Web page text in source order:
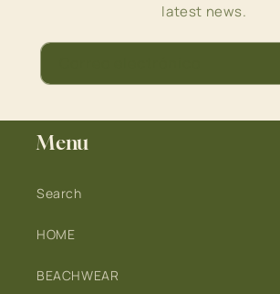
latest news.
Menu
Search
HOME
BEACHWEAR